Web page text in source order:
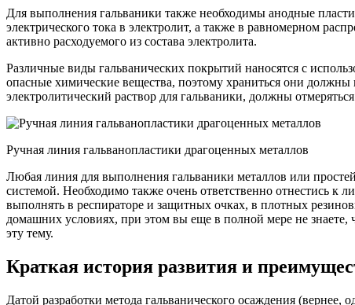
Для выполнения гальваники также необходимы анодные
электрического тока в электролит, а также в равномерном
активно расходуемого из состава электролита.
Различные виды гальванических покрытий наносятся с
опасные химические вещества, поэтому храниться они
электролитический раствор для гальваники, должны
Ручная линия гальванопластики драгоценных металлов
Любая линия для выполнения гальваники металлов или
системой. Необходимо также очень ответственно отнестись к
выполнять в респираторе и защитных очках, в плотных
домашних условиях, при этом вы еще в полной мере не знаете,
эту тему.
Краткая история развития и
Датой разработки метода гальванического осаждения